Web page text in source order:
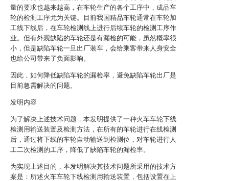
量的要求也越来越高，在车轮生产的各个工序中，成品车
轮的检测工序尤为关键。目前我国精品车轮通常在车轮加
工线下线后，在车轮检测线上进行后续车轮的检测工序作
业。但有外观缺陷的车轮还是有漏检的可能，虽然概率很
小，但是缺陷车轮一旦出厂装车，会给乘客带来人身安全
也给公司带来了负面影响。
因此，如何降低缺陷车轮的漏检率，避免缺陷车轮出厂是
目前急需解决的问题。
发明内容
为了解决上述技术问题，本发明提供了一种火车车轮下线
检测用输送装置及检测方法，在所有的车轮进行在线检测
后，通过将下线的车轮自动输送到检测位，对车轮进行人
工二次检测的工序，降低了缺陷车轮的漏检率。
为实现上述目的，本发明解决其技术问题所采用的技术方
案是：所述火车车轮下线检测用输送装置，包括设置在上